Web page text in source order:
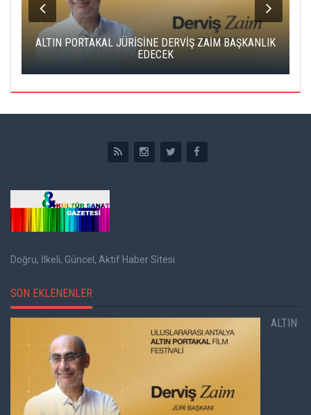
ALTIN PORTAKAL JÜRİSİNE DERVİŞ ZAİM BAŞKANLIK
EDECEK
Doğru, İlkeli, Güncel, Aktif Haber Sitesi
SON EKLENENLER
ALTIN